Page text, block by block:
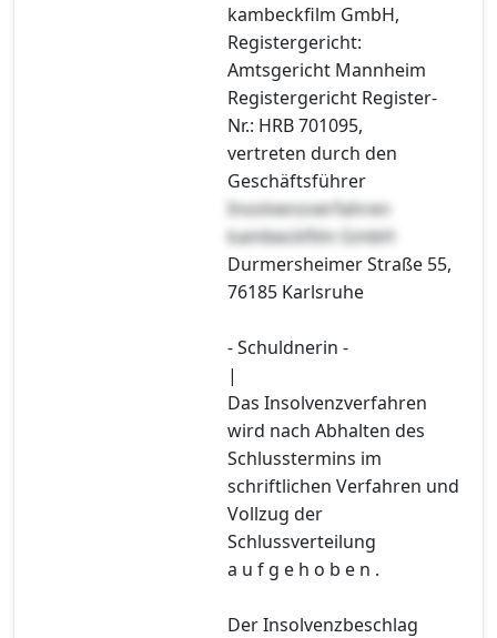
kambeckfilm GmbH,
Registergericht:
Amtsgericht Mannheim
Registergericht Register-
Nr.: HRB 701095,
vertreten durch den
Geschäftsführer
Insolvenzverfahren
kambeckfilm GmbH
Durmersheimer Straße 55,
76185 Karlsruhe
- Schuldnerin -
|
Das Insolvenzverfahren
wird nach Abhalten des
Schlusstermins im
schriftlichen Verfahren und
Vollzug der
Schlussverteilung
a u f g e h o b e n .
Der Insolvenzbeschlag